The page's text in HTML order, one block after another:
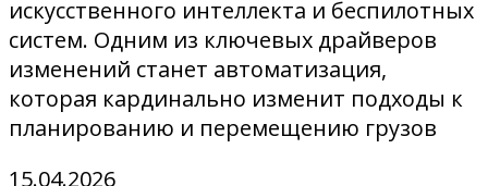
искусственного интеллекта и беспилотных
систем. Одним из ключевых драйверов
изменений станет автоматизация,
которая кардинально изменит подходы к
планированию и перемещению грузов
15.04.2026